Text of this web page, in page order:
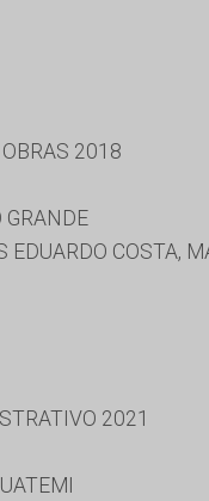
2018
GRANDE
EDUARDO COSTA,
2021